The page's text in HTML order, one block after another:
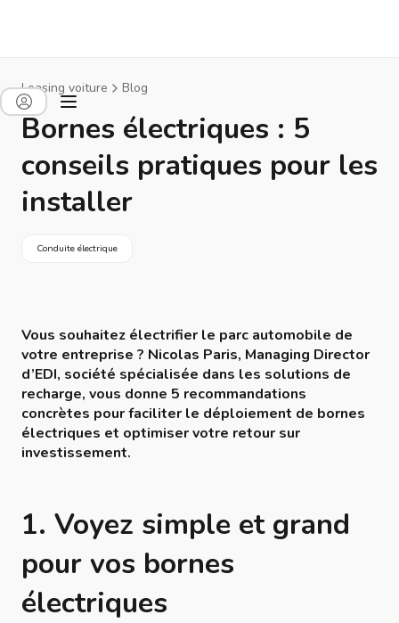
Leasing voiture Blog
Bornes électriques : 5
conseils pratiques pour les
installer
Conduite électrique
Vous souhaitez électrifier le parc automobile de
votre entreprise ? Nicolas Paris, Managing Director
d’EDI, société spécialisée dans les solutions de
recharge, vous donne 5 recommandations
concrètes pour faciliter le déploiement de bornes
électriques et optimiser votre retour sur
investissement.
1. Voyez simple et grand
pour vos bornes
électriques